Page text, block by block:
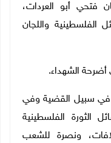
فتحي أبو العردات،
الفلسطينية واللجان
أضرحة الشهداء.
في سبيل القضية وفي
الثورة الفلسطينية
ونصرة للشعب